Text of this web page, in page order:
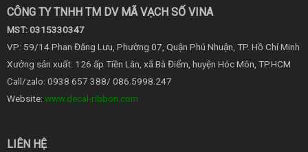
CÔNG TY TNHH TM DV MÃ VẠCH SỐ VINA
MST: 0315330347
VP: 59/14 Phan Đăng Lưu, Phường 07, Quận Phú Nhuận, TP. Hồ Chí Minh
Xưởng sản xuất: 126 ấp Tiền Lân, xã Bà Điểm, huyện Hóc Môn, TP.HCM
Call/zalo: 0938 657 388/ 086.5998.247
Website: www.decal-ribbon.com
LIÊN HỆ